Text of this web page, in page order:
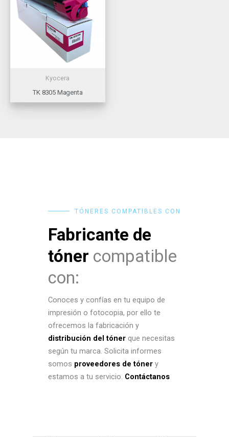
Kyocera
TK 8305 Magenta
TÓNERES COMPATIBLES CON
Fabricante de
tóner compatible
con:
Conoces y confías en tu equipo de
impresión o fotocopia, por ello te
ofrecemos la fabricación y
distribución del tóner que necesitas
según tu marca. Solicita informes
somos proveedores de tóner y
estamos a tu servicio. Contáctanos